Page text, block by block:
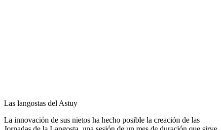
Las langostas del Astuy
La innovación de sus nietos ha hecho posible la creación de las